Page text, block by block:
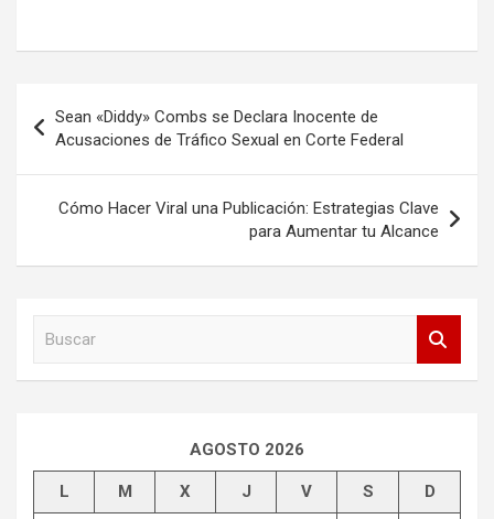
Navegación
de
entradas
Sean «Diddy» Combs se Declara Inocente de
Acusaciones de Tráfico Sexual en Corte Federal
Cómo Hacer Viral una Publicación: Estrategias Clave
para Aumentar tu Alcance
AGOSTO 2026
L M X J V S D